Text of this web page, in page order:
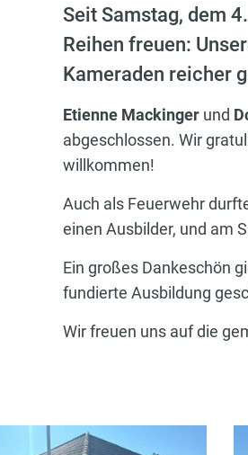
Seit Samstag, dem
Reihen freuen:
Kameraden reicher
Etienne Mackinger und
abgeschlossen. Wir
willkommen!
Auch als Feuerwehr
einen Ausbilder, und am
Ein großes Dankeschön
fundierte Ausbildung
Wir freuen uns auf die